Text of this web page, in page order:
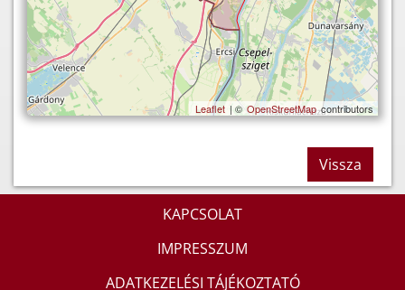
Leaflet | © OpenStreetMapcontributors
Vissza
KAPCSOLAT
IMPRESSZUM
ADATKEZELÉSI TÁJÉKOZTATÓ